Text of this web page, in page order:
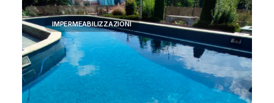
IMPERMEABILIZZAZIONI